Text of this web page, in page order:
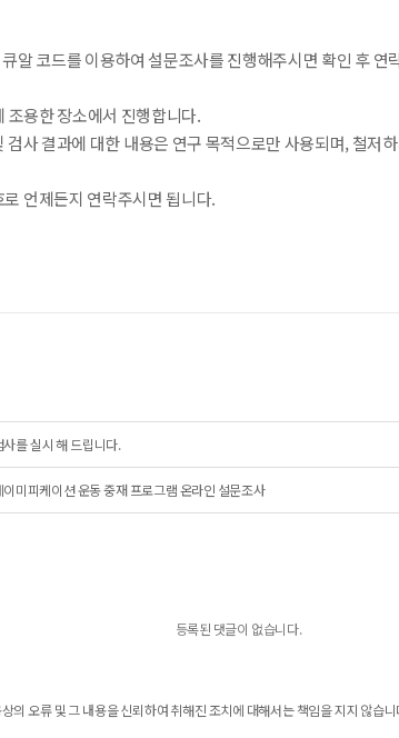
알 코드를 이용하여 설문조사를 진행해주시면 확인 후 연
조용한 장소에서 진행합니다.
검사 결과에 대한 내용은 연구 목적으로만 사용되며, 철저
언제든지 연락주시면 됩니다.
를 실시 해 드립니다.
미피케이션 운동 중재 프로그램 온라인 설문조사
등록된 댓글이 없습니다.
의 오류 및 그 내용을 신뢰하여 취해진 조치에 대해서는 책임을 지지 않습